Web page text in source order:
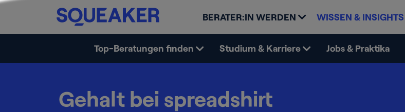
BERATER:IN WERDEN WISSEN & INSIGHTS
Top-Beratungen finden Studium & Karriere Jobs & Praktika
Gehalt bei spreadshirt